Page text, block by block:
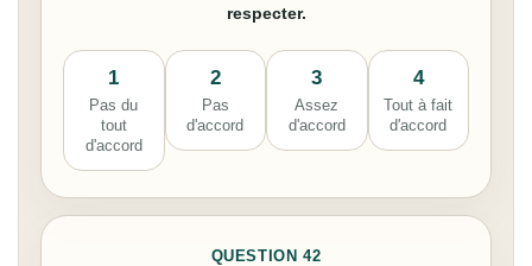
respecter.
1
Pas du
tout
d'accord
2
Pas
d'accord
3
Assez
d'accord
4
Tout à fait
d'accord
QUESTION 42